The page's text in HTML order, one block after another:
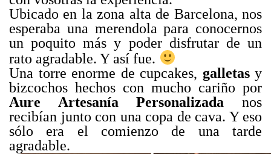
Ubicado en la zona alta de Barcelona, nos
esperaba una merendola para conocernos
un poquito más y poder disfrutar de un
rato agradable. Y así fue.
Una torre enorme de cupcakes, galletasy
bizcochos hechos con mucho cariño por
Aure Artesanía Personalizada nos
recibían junto con una copa de cava. Y eso
sólo era el comienzo de una tarde
agradable.